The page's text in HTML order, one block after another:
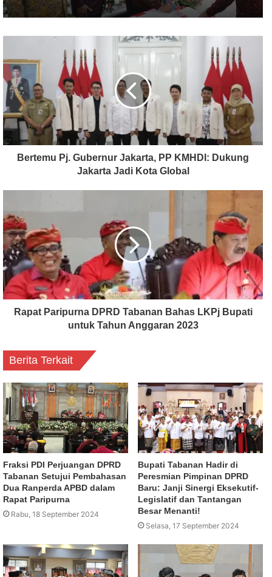
Bertemu Pj. Gubernur Jakarta, PP KMHDI: Dukung
Jakarta Jadi Kota Global
Rapat Paripurna DPRD Tabanan Bahas LKPj Bupati
untuk Tahun Anggaran 2023
Berita Terkait
Fraksi PDI Perjuangan DPRD
Tabanan Setujui Pembahasan
Dua Ranperda APBD dalam
Rapat Paripurna
Rabu, 18 September 2024
Bupati Tabanan Hadir di
Peresmian Pimpinan DPRD
Baru: Janji Sinergi Eksekutif-
Legislatif dan Tantangan
Besar Menanti!
Selasa, 17 September 2024